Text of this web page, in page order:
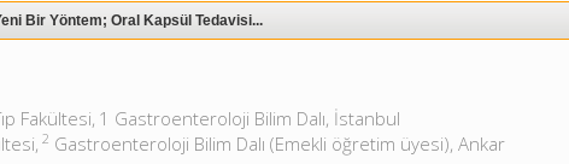
Bir Yöntem; Oral Kapsül Tedavisi...
Fakültesi, 1 Gastroenteroloji Bilim Dalı, İstanbul
2 Gastroenteroloji Bilim Dalı (Emekli öğretim üyesi), Ankar